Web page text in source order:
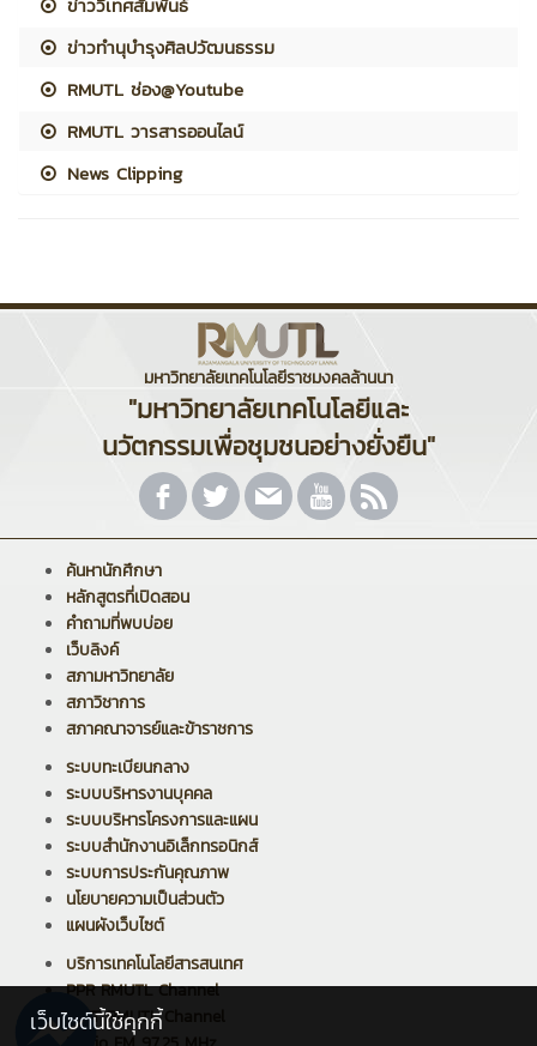
ข่าวทำนุบำรุงศิลปวัฒนธรรม
RMUTL ช่อง@Youtube
RMUTL วารสารออนไลน์
News Clipping
มหาวิทยาลัยเทคโนโลยีราชมงคลล้านนา
"มหาวิทยาลัยเทคโนโลยีและ
นวัตกรรมเพื่อชุมชนอย่างยั่งยืน"
ค้นหานักศึกษา
หลักสูตรที่เปิดสอน
คำถามที่พบบ่อย
เว็บลิงค์
สภามหาวิทยาลัย
สภาวิชาการ
สภาคณาจารย์และข้าราชการ
ระบบทะเบียนกลาง
ระบบบริหารงานบุคคล
ระบบบริหารโครงการและแผน
ระบบสำนักงานอิเล็กทรอนิกส์
ระบบการประกันคุณภาพ
นโยบายความเป็นส่วนตัว
แผนผังเว็บไซต์
บริการเทคโนโลยีสารสนเทศ
PPR RMUTL Channel
ARIT RMUTL Channel
เว็บไซต์นี้ใช้คุกกี้